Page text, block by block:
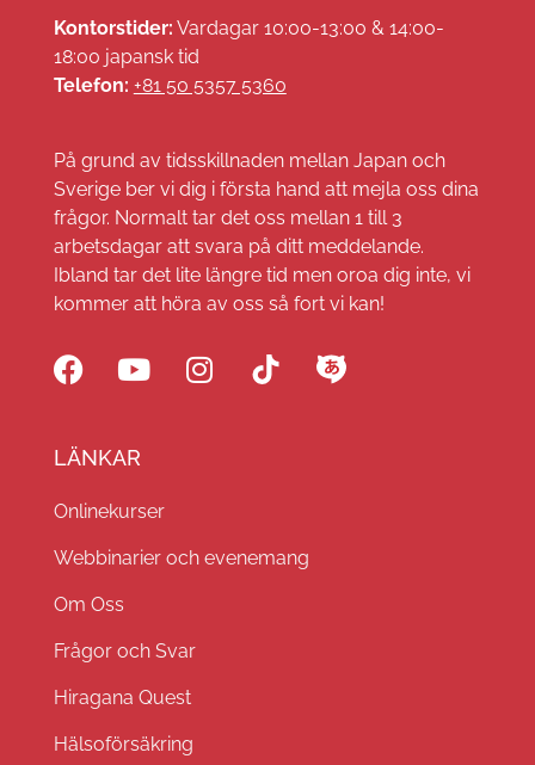
Kontorstider: Vardagar 10:00-13:00 & 14:00-
18:00 japansk tid
Telefon: +81 50 5357 5360
På grund av tidsskillnaden mellan Japan och
Sverige ber vi dig i första hand att mejla oss dina
frågor. Normalt tar det oss mellan 1 till 3
arbetsdagar att svara på ditt meddelande.
Ibland tar det lite längre tid men oroa dig inte, vi
kommer att höra av oss så fort vi kan!
LÄNKAR
Onlinekurser
Webbinarier och evenemang
Om Oss
Frågor och Svar
Hiragana Quest
Hälsoförsäkring